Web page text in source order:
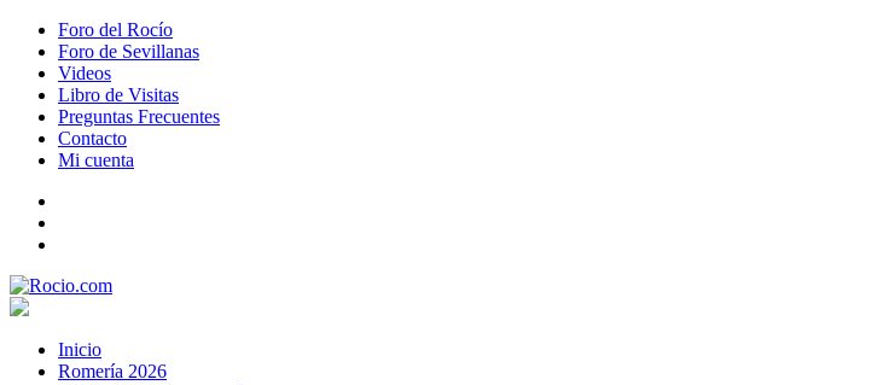
Foro del Rocío
Foro de Sevillanas
Videos
Libro de Visitas
Preguntas Frecuentes
Contacto
Mi cuenta
Inicio
Romería 2026